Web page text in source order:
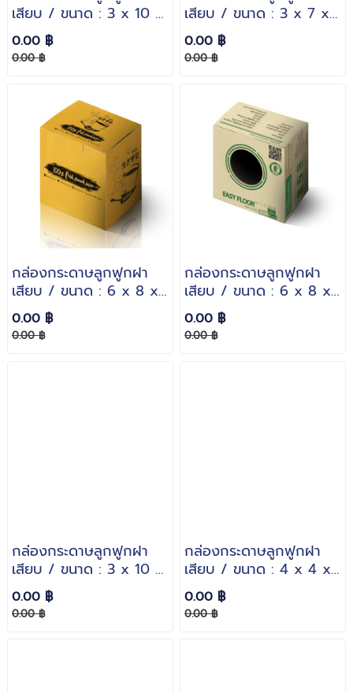
เสียบ / ขนาด : 3 x 10 x
5 inches. / กระดาษหนา
: 3 ชั้นลอน B
0.00 ฿
0.00 ฿
เสียบ / ขนาด : 3 x 7 x
4 inches. / กระดาษหนา
: 3 ชั้นลอน B
0.00 ฿
0.00 ฿
กล่องกระดาษลูกฟูกฝา
เสียบ / ขนาด : 6 x 8 x
6 inches. / กระดาษหนา
: 3 ชั้นลอน B
0.00 ฿
0.00 ฿
กล่องกระดาษลูกฟูกฝา
เสียบ / ขนาด : 6 x 8 x
6 inches. / กระดาษหนา
: 3 ชั้นลอน B
0.00 ฿
0.00 ฿
กล่องกระดาษลูกฟูกฝา
เสียบ / ขนาด : 3 x 10 x
5 inches. / กระดาษหนา
: 3 ชั้นลอน B
0.00 ฿
0.00 ฿
กล่องกระดาษลูกฟูกฝา
เสียบ / ขนาด : 4 x 4 x
9 cm. / กระดาษหนา : 3
ชั้นลอน B
0.00 ฿
0.00 ฿